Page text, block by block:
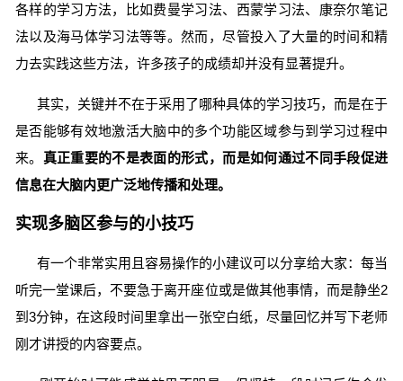
各样的学习方法，比如费曼学习法、西蒙学习法、康奈尔笔记
法以及海马体学习法等等。然而，尽管投入了大量的时间和精
力去实践这些方法，许多孩子的成绩却并没有显著提升。
其实，关键并不在于采用了哪种具体的学习技巧，而是在于
是否能够有效地激活大脑中的多个功能区域参与到学习过程中
来。 真正重要的不是表面的形式，而是如何通过不同手段促进
信息在大脑内更广泛地传播和处理。
实现多脑区参与的小技巧
有一个非常实用且容易操作的小建议可以分享给大家：每当
听完一堂课后，不要急于离开座位或是做其他事情，而是静坐2
到3分钟，在这段时间里拿出一张空白纸，尽量回忆并写下老师
刚才讲授的内容要点。